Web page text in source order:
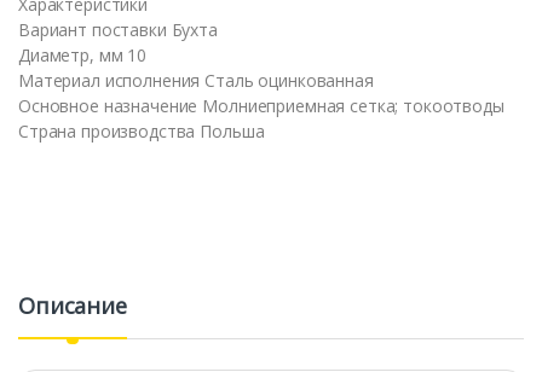
Вариант поставки Бухта
Диаметр, мм 10
Материал исполнения Сталь оцинкованная
Основное назначение Молниеприемная сетка; токоотводы
Страна производства Польша
Описание